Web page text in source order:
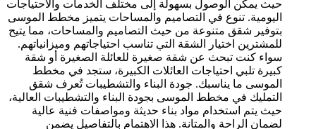
حيث يمكن الوصول بسهولة إلى مختلف الخدمات والاحتياجات
اليومية. تنوع في التصاميم والمساحات يتميز مخطط الموسى
بتوفير شقق متنوعة من حيث التصاميم والمساحات، مما يتيح
للمشترين اختيار الشقة التي تناسب احتياجاتهم وميزانياتهم.
سواء كنت تبحث عن شقة صغيرة للعائلة الصغيرة أو شقة
كبيرة تلبي احتياجات العائلات الكبيرة، ستجد في مخطط
الموسى ما يناسبك. جودة البناء والتشطيبات تُعرف شقق
التمليك في مخطط الموسى بجودة البناء والتشطيبات العالية،
حيث يتم استخدام مواد بناء حديثة ومواصفات فنية عالية
لضمان الراحة والمتانة. هذا الاهتمام بالتفاصيل يضمن